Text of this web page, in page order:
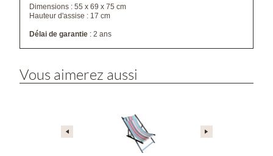
Dimensions : 55 x 69 x 75 cm
Hauteur d'assise : 17 cm
Délai de garantie : 2 ans
Vous aimerez aussi